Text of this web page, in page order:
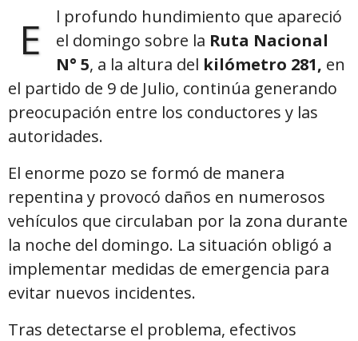
E
l profundo hundimiento que apareció
el domingo sobre la Ruta Nacional
N° 5, a la altura del kilómetro 281, en
el partido de 9 de Julio, continúa generando
preocupación entre los conductores y las
autoridades.
El enorme pozo se formó de manera
repentina y provocó daños en numerosos
vehículos que circulaban por la zona durante
la noche del domingo. La situación obligó a
implementar medidas de emergencia para
evitar nuevos incidentes.
Tras detectarse el problema, efectivos